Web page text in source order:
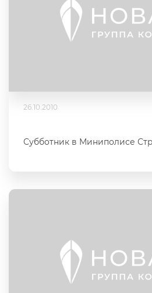
26.10.2010
Субботник в Миниполисе